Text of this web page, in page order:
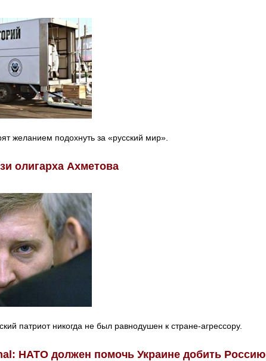
желанием подохнуть за «русский мир».
олигарха Ахметова
патриот никогда не был равнодушен к стране-агрессору.
НАТО должен помочь Украине добить Россию